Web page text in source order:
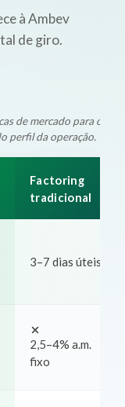
à Ambev
de giro.
de mercado para
perfil da operação.
Factoring
tradicional
3–7 dias úteis
2,5–4% a.m.
fixo